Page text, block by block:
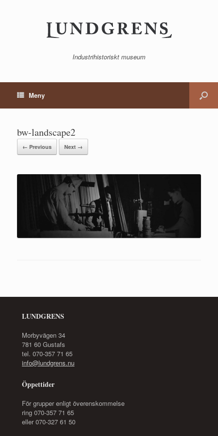
Industrihistoriskt museum
Meny
bw-landscape2
← Previous Next →
LUNDGRENS
Morbyvägen 34
781 60 Gustafs
tel. 070-357 71 65
info@lundgrens.nu
Öppettider
För grupper enligt överenskommelse
ring 070-357 71 65
eller 070-327 61 50